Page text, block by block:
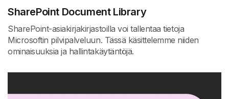
SharePoint Document Library
SharePoint-asiakirjakirjastoilla voi tallentaa tietoja
Microsoftin pilvipalveluun. Tässä käsittelemme niiden
ominaisuuksia ja hallintakäytäntöjä.